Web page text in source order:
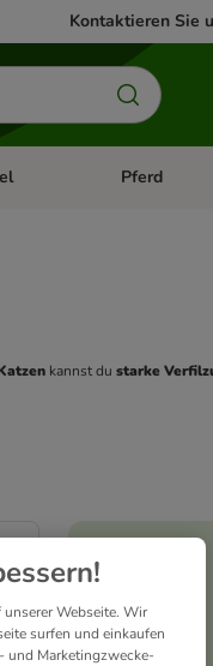
Kontaktieren Sie
Menü öffnen: Fisch
Kategorie-
Pferd
kannst du starke
Webseite. Wir
surfen und einkaufen
und Marketingzwecke-